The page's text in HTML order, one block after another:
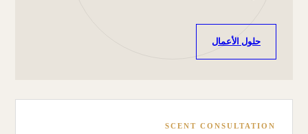
حلول الأعمال
SCENT CONSULTATION